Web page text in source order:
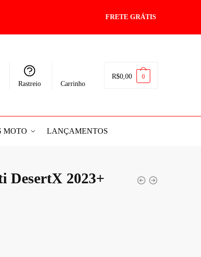
FRETE GRÁTIS
Rastreio Carrinho
R$0,00 0
MOTO LANÇAMENTOS
DesertX 2023+